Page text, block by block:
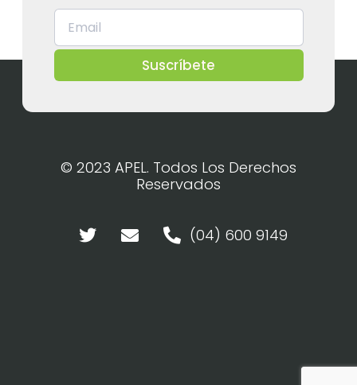
Suscríbete
© 2023 APEL. Todos Los Derechos
Reservados
(04) 600 9149